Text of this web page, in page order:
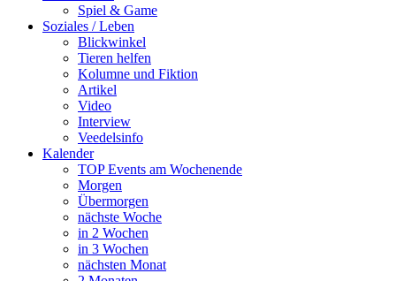
Spiel & Game
Soziales / Leben
Blickwinkel
Tieren helfen
Kolumne und Fiktion
Artikel
Video
Interview
Veedelsinfo
Kalender
TOP Events am Wochenende
Morgen
Übermorgen
nächste Woche
in 2 Wochen
in 3 Wochen
nächsten Monat